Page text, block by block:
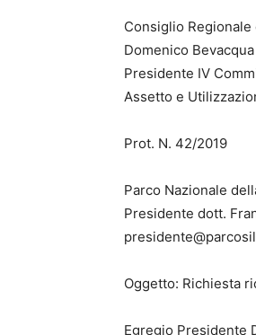
Consiglio Regionale
Domenico Bevacqua
Presidente IV
Assetto e
Prot. N. 42/2019
Parco Nazionale
Presidente dott.
Oggetto: Richiesta
Egregio Presidente